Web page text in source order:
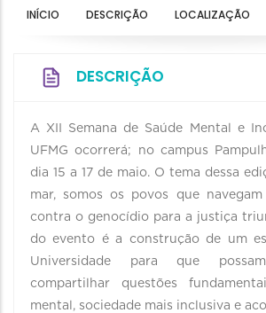
INÍCIO DESCRIÇÃO LOCALIZAÇÃO
DESCRIÇÃO
A XII Semana de Saúde Mental e
UFMG ocorrerá; no campus
dia 15 a 17 de maio. O tema dessa
mar, somos os povos que
contra o genocídio para a justiça
do evento é a construção de um
Universidade para que
compartilhar questões
mental, sociedade mais inclusiva e